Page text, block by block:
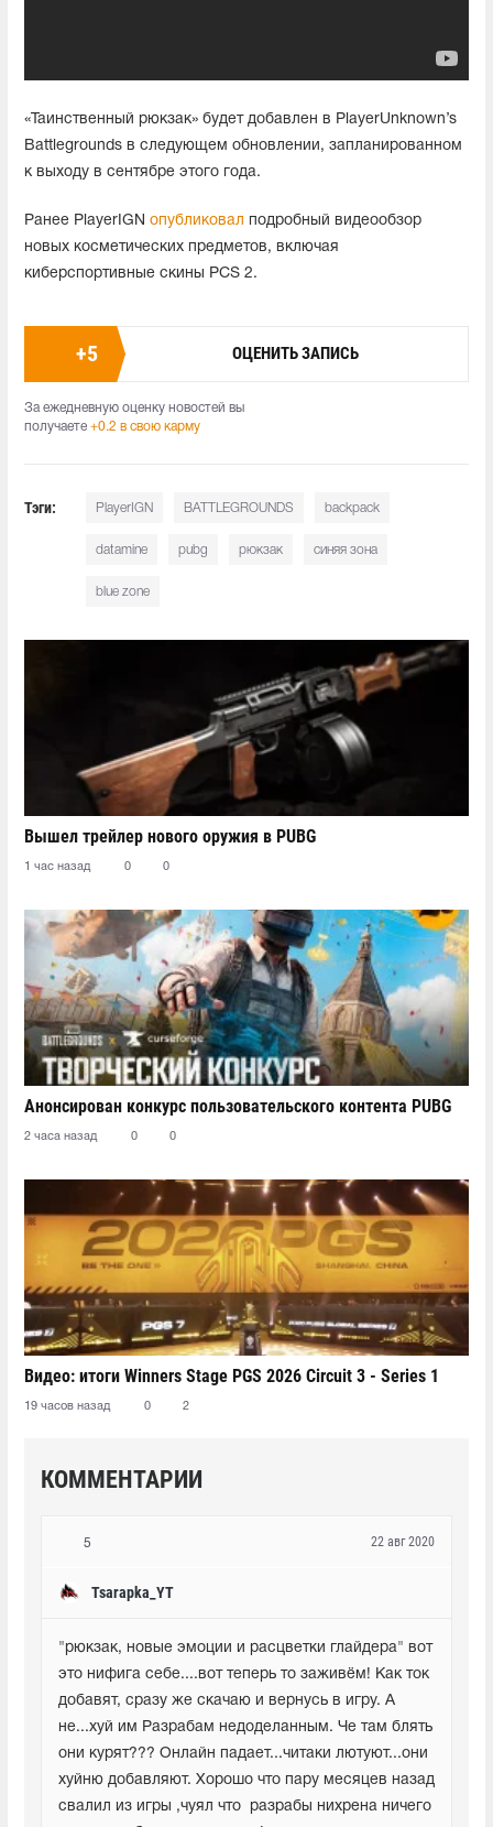
«Таинственный рюкзак» будет добавлен в PlayerUnknown’s
Battlegrounds в следующем обновлении, запланированном
к выходу в сентябре этого года.
Ранее PlayerIGN опубликовал подробный видеообзор
новых косметических предметов, включая
киберспортивные скины PCS 2.
+5 ОЦЕНИТЬ ЗАПИСЬ
За ежедневную оценку новостей вы
получаете +0.2 в свою карму
Тэги: PlayerIGN BATTLEGROUNDS backpack
datamine pubg рюкзак синяя зона
blue zone
Вышел трейлер нового оружия в PUBG
1 час назад 0 0
Анонсирован конкурс пользовательского контента PUBG
2 часа назад 0 0
Видео: итоги Winners Stage PGS 2026 Circuit 3 - Series 1
19 часов назад 0 2
КОММЕНТАРИИ
5
Tsarapka_YT
22 авг 2020
"рюкзак, новые эмоции и расцветки глайдера" вот
это нифига себе....вот теперь то заживём! Как ток
добавят, сразу же скачаю и вернусь в игру. А
не...хуй им Разрабам недоделанным. Че там блять
они курят??? Онлайн падает...читаки лютуют...они
хуйню добавляют. Хорошо что пару месяцев назад
свалил из игры ,чуял что  разрабы нихрена ничего